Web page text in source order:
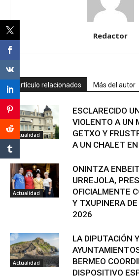
Redactor
Artículo relacionados Más del autor
Actualidad
ESCLARECIDO
VIOLENTO A UN
GETXO Y
A UN CHALET
Actualidad
ONINTZA
URREJOLA,
OFICIALMENTE
Y TXUPINERA
2026
Actualidad
LA DIPUTACIÓN
BERMEO
DISPOSITIVO